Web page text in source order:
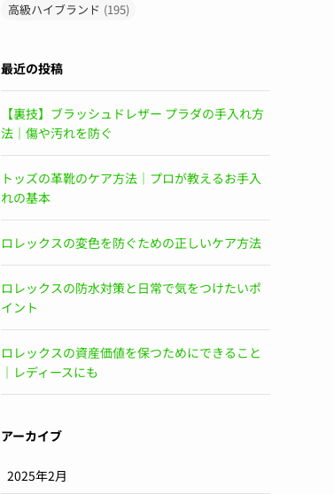
高級ハイブランド (195)
最近の投稿
【裏技】ブラッシュドレザー プラダの手入れ方
法｜傷や汚れを防ぐ
トッズの革靴のケア方法｜プロが教えるお手入
れの基本
ロレックスの変色を防ぐための正しいケア方法
ロレックスの防水対策と日常で気をつけたいポ
イント
ロレックスの資産価値を保つためにできること
｜レディースにも
アーカイブ
2025年2月